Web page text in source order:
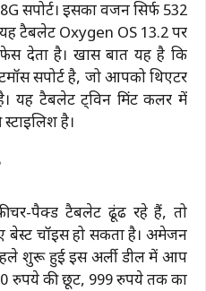
सपोर्ट। इसका वजन सिर्फ 532
यह टैबलेट Oxygen OS 13.2 पर
देता है। खास बात यह है कि
सपोर्ट है, जो आपको थिएटर
यह टैबलेट ट्विन मिंट कलर में
है।
पैक्ड टैबलेट ढूंढ रहे हैं, तो
चॉइस हो सकता है। अमेजन
शुरू हुई इस अर्ली डील में आप
रुपये की छूट, 999 रुपये तक का